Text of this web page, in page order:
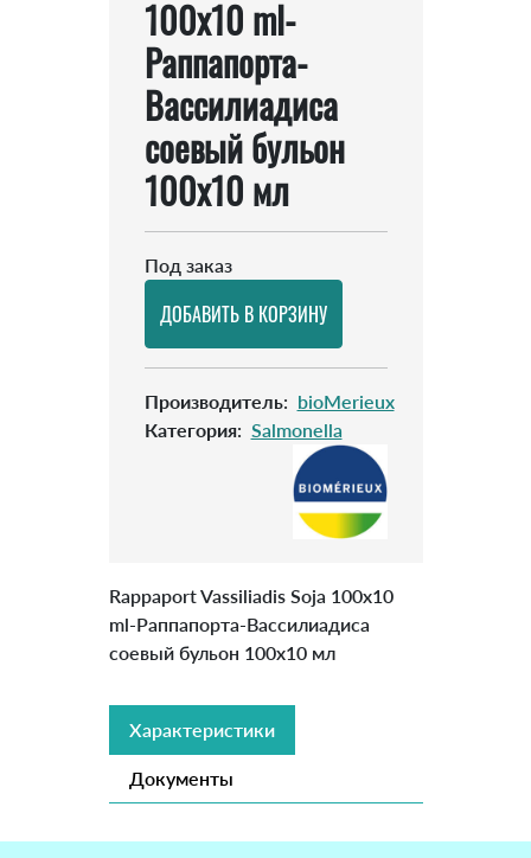
100х10 ml-
Раппапорта-
Вассилиадиса
соевый бульон
100х10 мл
Под заказ
Производитель: bioMerieux
Категория: Salmonella
Rappaport Vassiliadis Soja 100х10
ml-Раппапорта-Вассилиадиса
соевый бульон 100х10 мл
Характеристики
Документы